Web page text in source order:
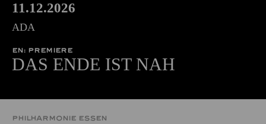
11.12.2026
ADA
EN: PREMIERE
DAS ENDE IST NAH
PHILHARMONIE ESSEN